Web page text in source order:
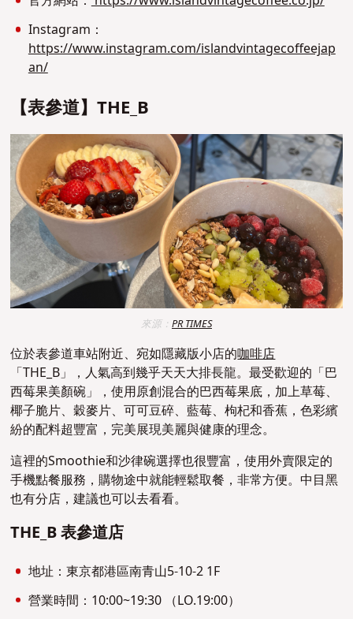
Instagram：
https://www.instagram.com/islandvintagecoffeejap
an/
【表參道】THE_B
來源： PR TIMES
位於表參道車站附近、宛如隱藏版小店的咖啡店
「THE_B」，人氣高到幾乎天天大排長龍。最受歡迎的「巴
西莓果美顏碗」，使用原創混合的巴西莓果底，加上草莓、
椰子脆片、穀麥片、可可豆碎、藍莓、枸杞和香蕉，色彩繽
紛的配料超豐富，完美展現美麗與健康的理念。
這裡的Smoothie和沙律碗選擇也很豐富，使用外賣限定的
手機點餐服務，購物途中就能輕鬆取餐，非常方便。中目黑
也有分店，建議也可以去看看。
THE_B 表參道店
地址：東京都港區南青山5-10-2 1F
營業時間：10:00~19:30 （LO.19:00）